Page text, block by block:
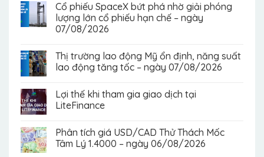
Cổ phiếu SpaceX bứt phá nhờ giải phóng
lượng lớn cổ phiếu hạn chế – ngày
07/08/2026
Thị trường lao động Mỹ ổn định, năng suất
lao động tăng tốc – ngày 07/08/2026
Lợi thế khi tham gia giao dịch tại
LiteFinance
Phân tích giá USD/CAD Thử Thách Mốc
Tâm Lý 1.4000 – ngày 06/08/2026